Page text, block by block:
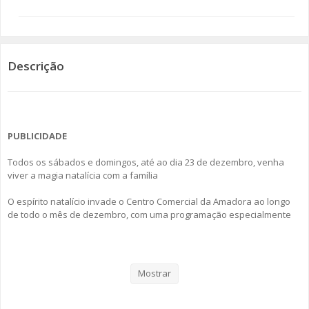
ECOMOVE-TE
HISTÓRIAS DE ABRIL
Descrição
PUBLICIDADE
Todos os sábados e domingos, até ao dia 23 de dezembro, venha
viver a magia natalícia com a família
O espírito natalício invade o Centro Comercial da Amadora ao longo
de todo o mês de dezembro, com uma programação especialmente
Mostrar